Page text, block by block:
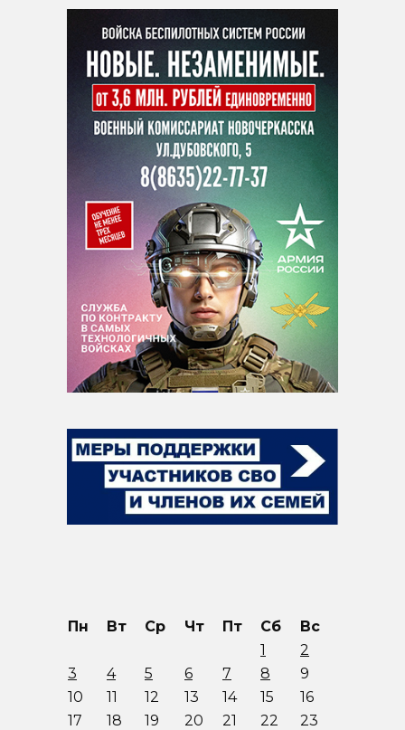
Пн Вт Ср Чт Пт Сб
Вс
1
2
3
4 5 6 7 8
9
10
11 12 13 14 15
16
17
18 19 20 21 22
23